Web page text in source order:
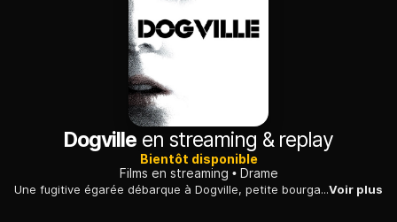
Dogville en streaming & replay
Bientôt disponible
Films en streaming
Drame
Une fugitive égarée débarque à Dogville, petite bourgade des Rocheuses : les habitants acceptent de la cacher en échange de menus travaux quotidiens.Voir plus